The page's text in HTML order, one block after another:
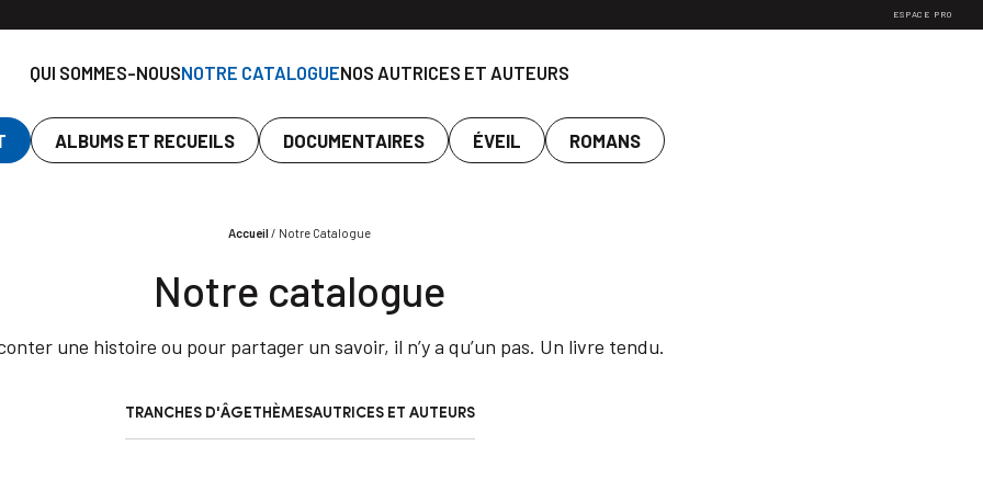
ESPACE PRO
QUI SOMMES-NOUSNOTRE CATALOGUENOS AUTRICES ET AUTEURS
ALBUMS ET RECUEILS DOCUMENTAIRES ÉVEIL ROMANS
Accueil / Notre Catalogue
Notre catalogue
une histoire ou pour partager un savoir, il n’y a qu’un pas. Un livre tendu.
TRANCHES D'ÂGE THÈMESAUTRICES ET AUTEURS